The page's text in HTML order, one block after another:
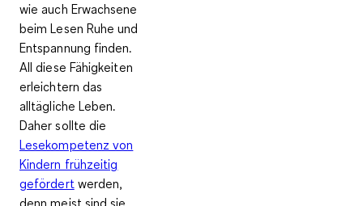
wie auch Erwachsene
beim Lesen Ruhe und
Entspannung finden.
All diese Fähigkeiten
erleichtern das
alltägliche Leben.
Daher sollte die
Lesekompetenz von
Kindern frühzeitig
gefördert werden,
denn meist sind sie